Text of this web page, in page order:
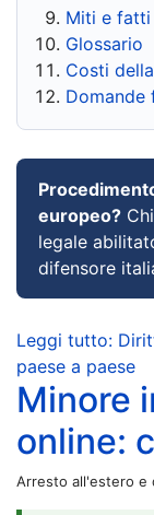
Miti e fatti
Glossario
Costi
Domande
europeo?
legale
difensore
Leggi tutto:
paese a paese
Minore
online:
Arresto all'estero e